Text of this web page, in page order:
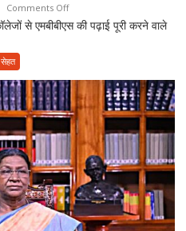
भी
लापता
Comments Offon
MBBS
3
साल
सरकारी
सेवा
जरूरी!
फिर
ही
कर
सकेंगे
से एमबीबीएस की पढ़ाई पूरी करने वाले
सेहत